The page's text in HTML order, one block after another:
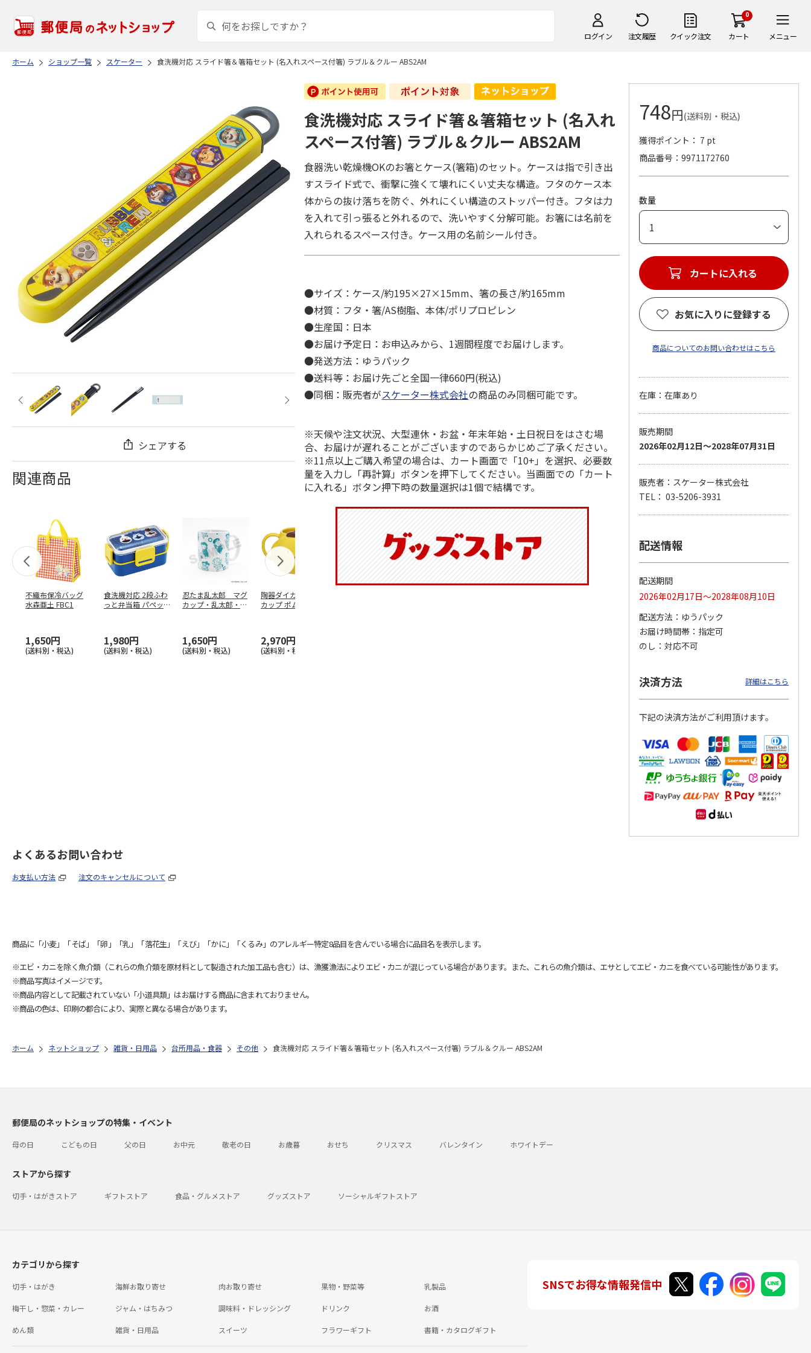
ログイン 注文履歴 クイック注文
0
カート メニュー
ホーム ショップ一覧 スケーター 食洗機対応 スライド箸＆箸箱セット (名入れスペース付箸) ラブル＆クルー ABS2AM
シェアする
関連商品
不織布保冷バッグ
水森亜土 FBC1
1,650円
(送料別・税込)
食洗機対応 2段ふわ
っと弁当箱 パペッ
1,980円
(送料別・税込)
忍たま乱太郎 マグ
カップ・乱太郎・き
1,650円
(送料別・税込)
陶器ダイカットマグ
カップ ポムポムプ
2,970円
(送料別・税込)
マスコット付箸・箸
支箸 ポムポムプ…
1,320円
(送料別・税込)
八角形ステンレスマ
食洗機対応 スライド箸＆箸箱セット (名入れ
スペース付箸) ラブル＆クルー ABS2AM
食器洗い乾燥機OKのお箸とケース(箸箱)のセット。ケースは指で引き出
すスライド式で、衝撃に強くて壊れにくい丈夫な構造。フタのケース本
体からの抜け落ちを防ぐ、外れにくい構造のストッパー付き。フタは力
を入れて引っ張ると外れるので、洗いやすく分解可能。お箸には名前を
入れられるスペース付き。ケース用の名前シール付き。
●サイズ：ケース/約195×27×15mm、箸の長さ/約165mm
●材質：フタ・箸/AS樹脂、本体/ポリプロピレン
●生産国：日本
●お届け予定日：お申込みから、1週間程度でお届けします。
●発送方法：ゆうパック
●送料等：お届け先ごと全国一律660円(税込)
●同梱：販売者がスケーター株式会社の商品のみ同梱可能です。
※天候や注文状況、大型連休・お盆・年末年始・土日祝日をはさむ場
合、お届けが遅れることがございますのであらかじめご了承ください。
※11点以上ご購入希望の場合は、カート画面で「10+」を選択、必要数
量を入力し「再計算」ボタンを押下してください。当画面での「カート
に入れる」ボタン押下時の数量選択は1個で結構です。
748円(送料別・税込)
獲得ポイント： 7 pt
商品番号
9971172760
数量
カートに入れる
お気に入りに登録する
商品についてのお問い合わせはこちら
在庫：在庫あり
販売期間
2026年02月12日～2028年07月31日
販売者：スケーター株式会社
TEL： 03-5206-3931
配送情報
配送期間
2026年02月17日～2028年08月10日
配送方法
ゆうパック
お届け時間帯
指定可
のし
対応不可
決済方法 詳細はこちら
下記の決済方法がご利用頂けます。
よくあるお問い合わせ
お支払い方法 注文のキャンセルについて
商品に「小麦」「そば」「卵」「乳」「落花生」「えび」「かに」「くるみ」のアレルギー特定8品目を含んでいる場合に品目名を表示します。
※エビ・カニを除く魚介類（これらの魚介類を原材料として製造された加工品も含む）は、漁獲漁法によりエビ・カニが混じっている場合があります。また、これらの魚介類は、エサとしてエビ・カニを食べている可能性があります。
※商品写真はイメージです。
※商品内容として記載されていない「小道具類」はお届けする商品に含まれておりません。
※商品の色は、印刷の都合により、実際と異なる場合があります。
ホーム ネットショップ 雑貨・日用品 台所用品・食器 その他 食洗機対応 スライド箸＆箸箱セット (名入れスペース付箸) ラブル＆クルー ABS2AM
郵便局のネットショップの特集・イベント
母の日 こどもの日 父の日 お中元 敬老の日 お歳暮 おせち クリスマス バレンタイン ホワイトデー
ストアから探す
切手・はがきストア ギフトストア 食品・グルメストア グッズストア ソーシャルギフトストア
カテゴリから探す
切手・はがき 海鮮お取り寄せ 肉お取り寄せ 果物・野菜等 乳製品
梅干し・惣菜・カレー ジャム・はちみつ 調味料・ドレッシング ドリンク お酒
めん類 雑貨・日用品 スイーツ フラワーギフト 書籍・カタログギフト
SNSでお得な情報発信中